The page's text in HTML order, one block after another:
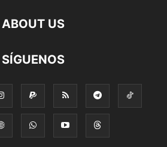
ABOUT US
SÍGUENOS